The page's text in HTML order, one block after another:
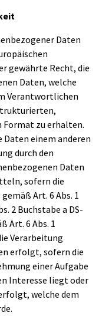
Daten
gewährte Recht, die
Daten, welche
Verantwortlichen
Format zu erhalten.
Daten einem anderen
durch den
Daten
sofern die
Art. 6 Abs. 1
2 Buchstabe a DS-
Art. 6 Abs. 1
Verarbeitung
erfolgt, sofern die
einer Aufgabe
Interesse liegt oder
welche dem